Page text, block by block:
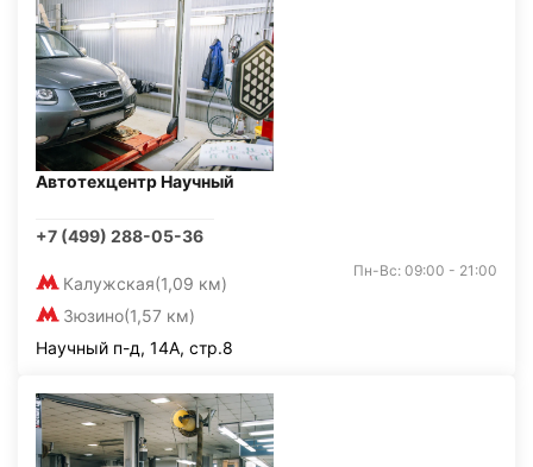
Автотехцентр Научный
+7 (499) 288-05-36
Калужская(1,09 км)
Зюзино(1,57 км)
Пн-Вс: 09:00 - 21:00
Научный п-д, 14А, стр.8